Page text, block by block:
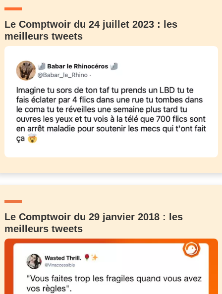
Le Comptwoir du 24 juillet 2023 : les
meilleurs tweets
Le Comptwoir du 29 janvier 2018 : les
meilleurs tweets